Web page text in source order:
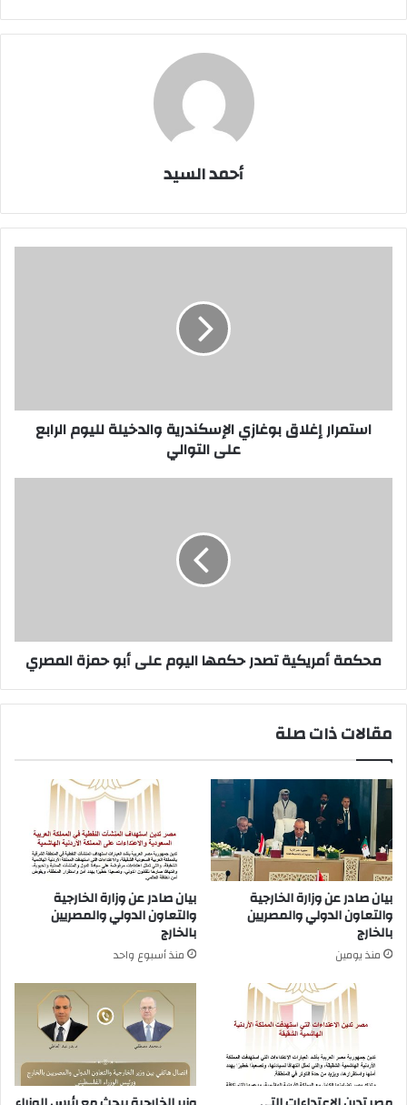
أحمد السيد
التوالي
استمرار إغلاق بوغازي الإسكندرية والدخيلة لليوم الرابع
على التوالي
المصري
محكمة أمريكية تصدر حكمها اليوم على أبو حمزة المصري
مقالات ذات صلة
بيان صادر عن وزارة الخارجية
والتعاون الدولي والمصريين
بالخارج
منذ يومين
بيان صادر عن وزارة الخارجية
والتعاون الدولي والمصريين
بالخارج
منذ أسبوع واحد